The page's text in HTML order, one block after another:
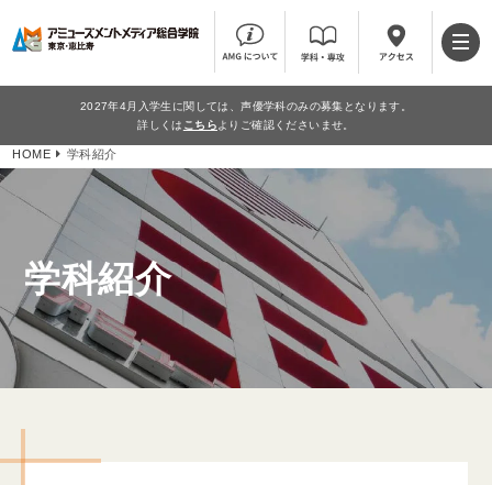
2027年4月入学生に関しては、声優学科のみの募集となります。
詳しくは こちら よりご確認くださいませ。
HOME 学科紹介
学科紹介